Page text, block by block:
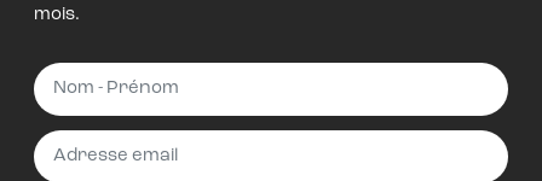
mois.